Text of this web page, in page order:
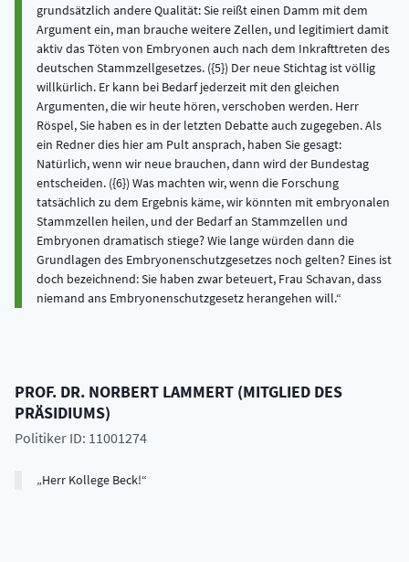
grundsätzlich andere Qualität: Sie reißt einen Damm mit dem
Argument ein, man brauche weitere Zellen, und legitimiert damit
aktiv das Töten von Embryonen auch nach dem Inkrafttreten des
deutschen Stammzellgesetzes. ({5}) Der neue Stichtag ist völlig
willkürlich. Er kann bei Bedarf jederzeit mit den gleichen
Argumenten, die wir heute hören, verschoben werden. Herr
Röspel, Sie haben es in der letzten Debatte auch zugegeben. Als
ein Redner dies hier am Pult ansprach, haben Sie gesagt:
Natürlich, wenn wir neue brauchen, dann wird der Bundestag
entscheiden. ({6}) Was machten wir, wenn die Forschung
tatsächlich zu dem Ergebnis käme, wir könnten mit embryonalen
Stammzellen heilen, und der Bedarf an Stammzellen und
Embryonen dramatisch stiege? Wie lange würden dann die
Grundlagen des Embryonenschutzgesetzes noch gelten? Eines ist
doch bezeichnend: Sie haben zwar beteuert, Frau Schavan, dass
niemand ans Embryonenschutzgesetz herangehen will.
PROF. DR. NORBERT LAMMERT (MITGLIED DES
PRÄSIDIUMS)
Politiker ID: 11001274
Herr Kollege Beck!